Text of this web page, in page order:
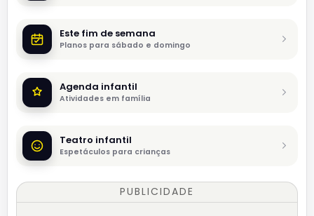
Este fim de semana
Planos para sábado e domingo
Agenda infantil
Atividades em família
Teatro infantil
Espetáculos para crianças
PUBLICIDADE